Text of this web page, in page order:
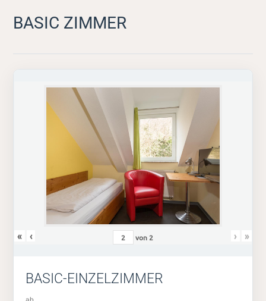
BASIC ZIMMER
« ‹ von 2 › »
BASIC-EINZELZIMMER